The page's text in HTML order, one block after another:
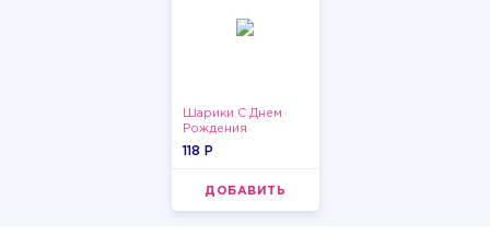
Шарики С Днем
Рождения
118 P
ДОБАВИТЬ